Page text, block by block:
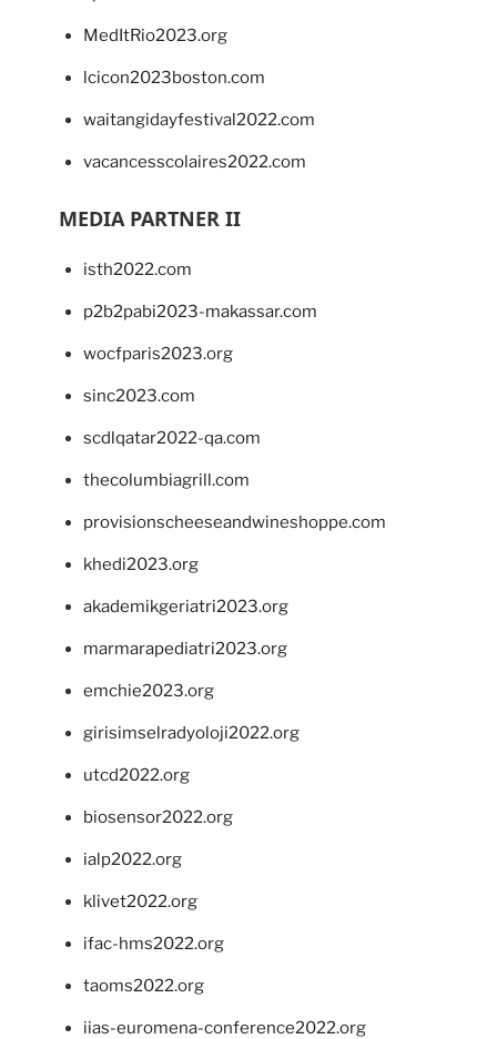
MedItRio2023.org
lcicon2023boston.com
waitangidayfestival2022.com
vacancesscolaires2022.com
MEDIA PARTNER II
isth2022.com
p2b2pabi2023-makassar.com
wocfparis2023.org
sinc2023.com
scdlqatar2022-qa.com
thecolumbiagrill.com
provisionscheeseandwineshoppe.com
khedi2023.org
akademikgeriatri2023.org
marmarapediatri2023.org
emchie2023.org
girisimselradyoloji2022.org
utcd2022.org
biosensor2022.org
ialp2022.org
klivet2022.org
ifac-hms2022.org
taoms2022.org
iias-euromena-conference2022.org